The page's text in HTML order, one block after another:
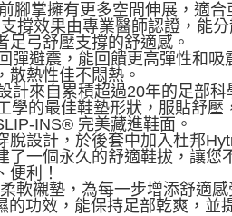
腳掌擁有更多空間伸展，適合
撐效果由專業醫師認證，能
弓舒壓支撐的舒適感。
彈避震，能回饋更高彈性和
散熱性佳不悶熱。
計來自累積超過20年的足部
的最佳鞋墊形狀，服貼舒壓
INS® 完美藏進鞋面。
設計，於後套中加入杜邦
一個永久的舒適鞋拔，讓您
便利！
軟襯墊，為每一步增添舒適
功效，能保持足部乾爽，並